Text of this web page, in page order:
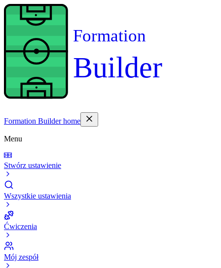
Formation
Builder
Formation Builder home
Menu
Stwórz ustawienie
Wszystkie ustawienia
Ćwiczenia
Mój zespół